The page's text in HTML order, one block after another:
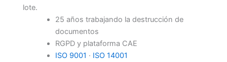
lote.
25 años trabajando la destrucción de
documentos
RGPD y plataforma CAE
ISO 9001 · ISO 14001